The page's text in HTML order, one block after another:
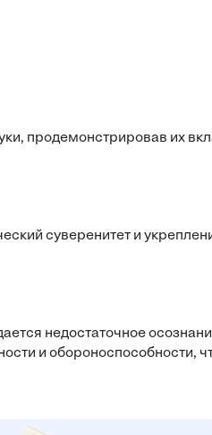
продемонстрировав их
суверенитет и
недостаточное
и обороноспособности,